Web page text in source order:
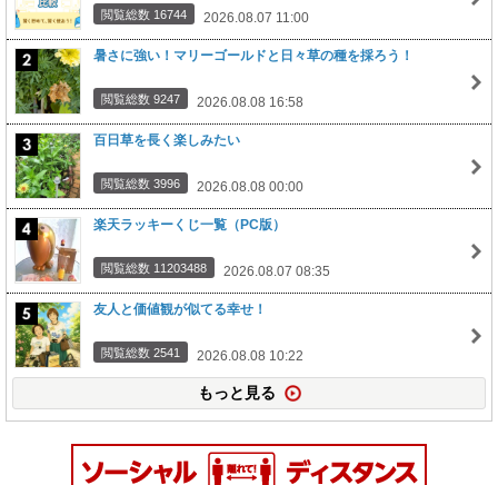
閲覧総数 16744 2026.08.07 11:00
暑さに強い！マリーゴールドと日々草の種を採ろう！
閲覧総数 9247 2026.08.08 16:58
百日草を長く楽しみたい
閲覧総数 3996 2026.08.08 00:00
楽天ラッキーくじ一覧（PC版）
閲覧総数 11203488 2026.08.07 08:35
友人と価値観が似てる幸せ！
閲覧総数 2541 2026.08.08 10:22
もっと見る